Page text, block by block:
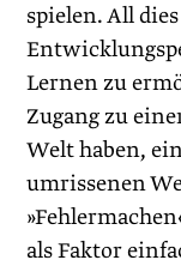
spielen. All
Lernen zu
Zugang zu
Welt haben,
umrissenen
als Faktor